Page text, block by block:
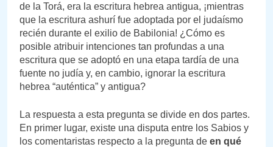
de la Torá, era la escritura hebrea antigua, ¡mientras
que la escritura ashurí fue adoptada por el judaísmo
recién durante el exilio de Babilonia! ¿Cómo es
posible atribuir intenciones tan profundas a una
escritura que se adoptó en una etapa tardía de una
fuente no judía y, en cambio, ignorar la escritura
hebrea “auténtica” y antigua?
La respuesta a esta pregunta se divide en dos partes.
En primer lugar, existe una disputa entre los Sabios y
los comentaristas respecto a la pregunta de en qué